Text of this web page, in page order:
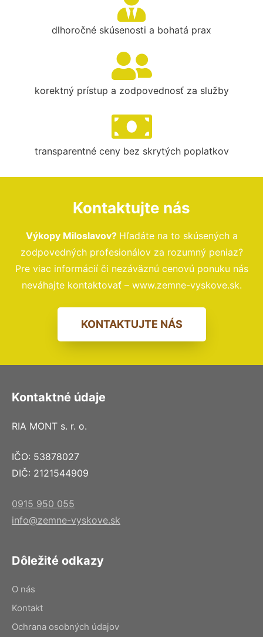
dlhoročné skúsenosti a bohatá prax
korektný prístup a zodpovednosť za služby
transparentné ceny bez skrytých poplatkov
Kontaktujte nás
Výkopy Miloslavov? Hľadáte na to skúsených a
zodpovedných profesionálov za rozumný peniaz?
Pre viac informácií či nezáväznú cenovú ponuku nás
neváhajte kontaktovať – www.zemne-vyskove.sk.
KONTAKTUJTE NÁS
Kontaktné údaje
RIA MONT s. r. o.
IČO: 53878027
DIČ: 2121544909
0915 950 055
info@zemne-vyskove.sk
Dôležité odkazy
O nás
Kontakt
Ochrana osobných údajov